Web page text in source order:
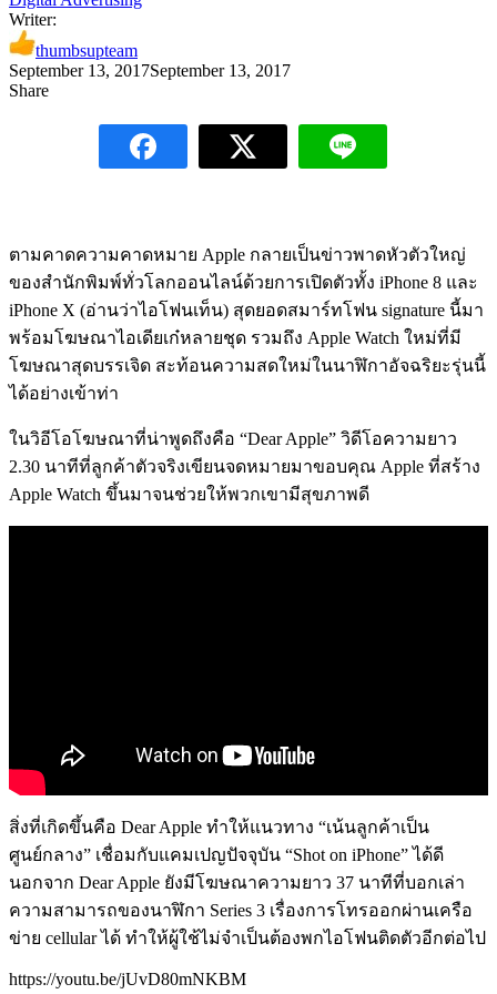
Writer:
thumbsupteam
September 13, 2017September 13, 2017
Share
ตามคาดความคาดหมาย Apple กลายเป็นข่าวพาดหัวตัวใหญ่
ของสำนักพิมพ์ทั่วโลกออนไลน์ด้วยการเปิดตัวทั้ง iPhone 8 และ
iPhone X (อ่านว่าไอโฟนเท็น) สุดยอดสมาร์ทโฟน signature นี้มา
พร้อมโฆษณาไอเดียเก๋หลายชุด รวมถึง Apple Watch ใหม่ที่มี
โฆษณาสุดบรรเจิด สะท้อนความสดใหม่ในนาฬิกาอัจฉริยะรุ่นนี้
ได้อย่างเข้าท่า
ในวิอีโอโฆษณาที่น่าพูดถึงคือ “Dear Apple” วิดีโอความยาว
2.30 นาทีที่ลูกค้าตัวจริงเขียนจดหมายมาขอบคุณ Apple ที่สร้าง
Apple Watch ขึ้นมาจนช่วยให้พวกเขามีสุขภาพดี
สิ่งที่เกิดขึ้นคือ Dear Apple ทำให้แนวทาง “เน้นลูกค้าเป็น
ศูนย์กลาง” เชื่อมกับแคมเปญปัจจุบัน “Shot on iPhone” ได้ดี
นอกจาก Dear Apple ยังมีโฆษณาความยาว 37 นาทีที่บอกเล่า
ความสามารถของนาฬิกา Series 3 เรื่องการโทรออกผ่านเครือ
ข่าย cellular ได้ ทำให้ผู้ใช้ไม่จำเป็นต้องพกไอโฟนติดตัวอีกต่อไป
https://youtu.be/jUvD80mNKBM